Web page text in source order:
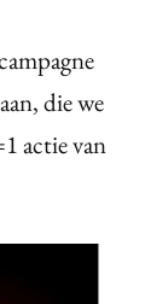
die we
actie van